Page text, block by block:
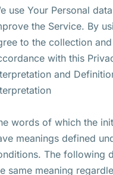
use Your Personal
the Service. By
to the collection
with this
and
words of which the
meanings defined
The following
same meaning